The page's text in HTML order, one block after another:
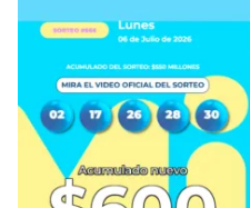
BUCCANEERS